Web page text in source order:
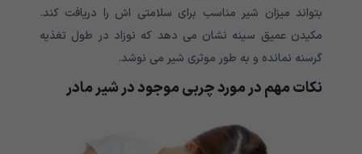
بتواند میزان شیر مناسب برای سلامتی اش را دریافت کند.
مکیدن عمیق سینه نشان می دهد که نوزاد در طول تغذیه
گرسنه نمانده و به طور موثری شیر می نوشد.
نکات مهم در مورد چربی موجود در شیر مادر